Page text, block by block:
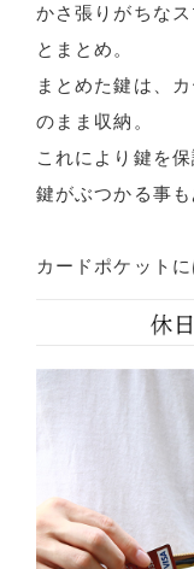
かさ張りがちな
とまとめ。
まとめた鍵は、
のまま収納。
これにより鍵を
鍵がぶつかる事も
カードポケット